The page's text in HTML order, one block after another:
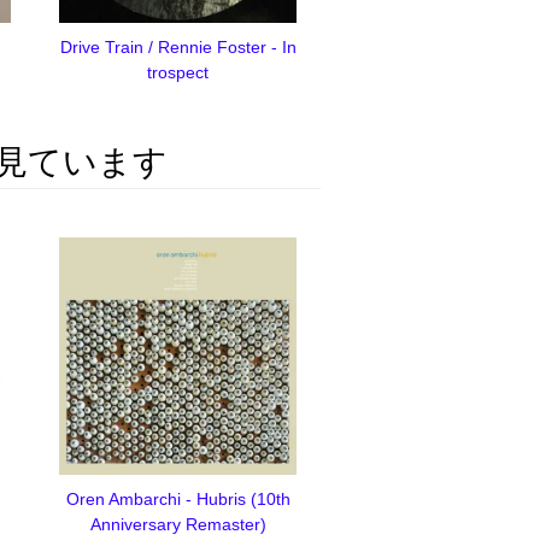
Drive Train / Rennie Foster - In
trospect
ています
Oren Ambarchi - Hubris (10th
Anniversary Remaster)